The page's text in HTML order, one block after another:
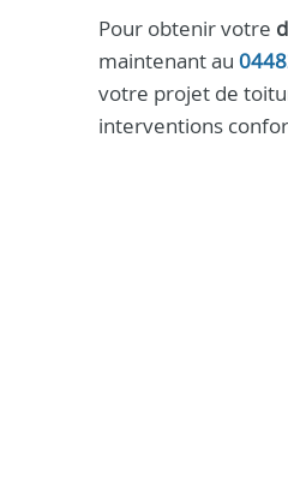
Pour obtenir votre
maintenant au
votre projet de
interventions